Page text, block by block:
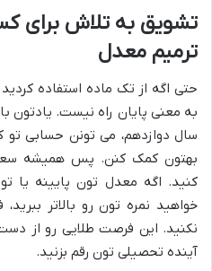
تشویق به تلاش برای
ترمیم معدل
حتی اگه از تک ماده استفاده
به معنی پایان راه نیست. یادتون
سال دوازدهم، می تونن حسابی تو
بهتون کمک کنن. پس همیشه سعی
کنید. اگه معدل تون پایینه
خواهید نمره تون رو بالاتر
نکنید. این فرصت طلایی رو از
آینده تحصیلی تون رقم بزنید.